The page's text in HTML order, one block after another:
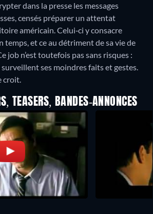
dans la presse les messages
censés préparer un attentat
américain. Celui‐ci y consacre
et ce au détriment de sa vie de
job n’est toutefois pas sans risques :
ses moindres faits et gestes.
croit.
TEASERS, BANDES-ANNONCES